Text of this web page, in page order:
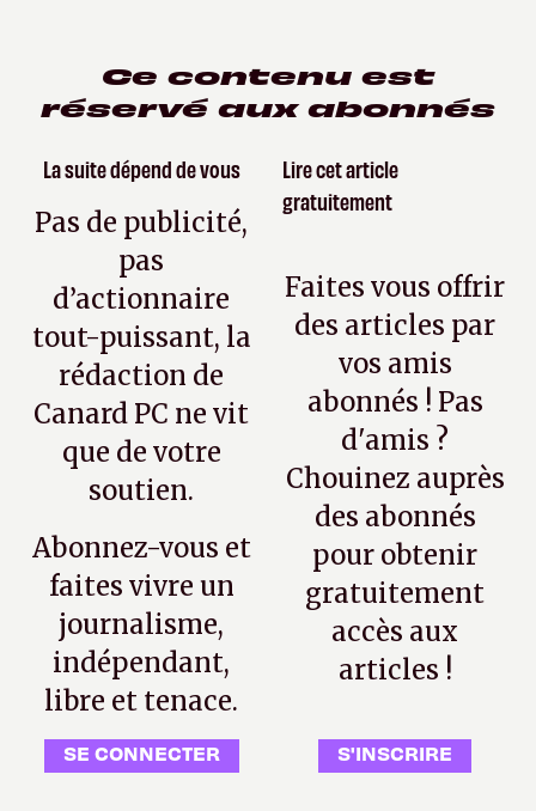
Ce contenu est
réservé aux abonnés
La suite dépend de vous
Pas de publicité,
pas
d’actionnaire
tout-puissant, la
rédaction de
Canard PC ne vit
que de votre
soutien.
Abonnez-vous et
faites vivre un
journalisme,
indépendant,
libre et tenace.
SE CONNECTER
Lire cet article
gratuitement
Faites vous offrir
des articles par
vos amis
abonnés ! Pas
d'amis ?
Chouinez auprès
des abonnés
pour obtenir
gratuitement
accès aux
articles !
S'INSCRIRE